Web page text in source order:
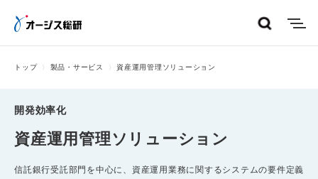
トップ 製品・サービス 資産運用管理ソリューション
開発効率化
資産運用管理ソリューション
信託銀行受託部門を中心に、資産運用業務に関するシステムの要件定義